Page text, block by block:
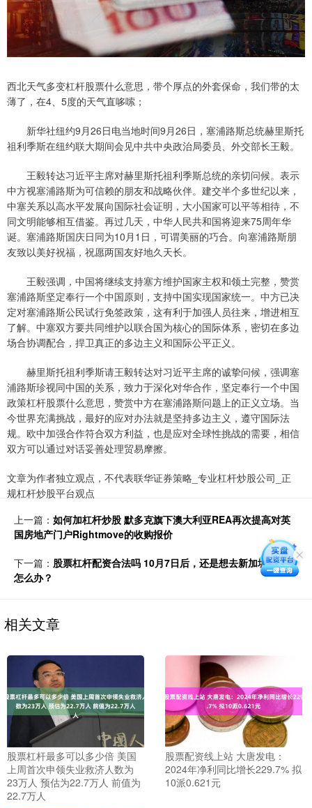
西北天气多变杠杆股票什么意思，带个厚点的外套保命，我们带的太
薄了，在4、5度的天气直哆嗦；
新华社纽约9月26日电当地时间9月26日，塞浦路斯总统赫里斯托
祖利季斯在纽约联大期间会见中共中央政治局委员、外交部长王毅。
王毅转达习近平主席对赫里斯托祖利季斯总统的亲切问候。表示
中方视塞浦路斯为可信赖的朋友和战略伙伴。建交半个多世纪以来，
中塞关系以高水平发展向国际社会证明，大小国家可以平等相待，不
同文明能够相互借鉴。再过几天，中华人民共和国将迎来75周年华
诞。塞浦路斯国庆日同为10月1日，可谓美丽的巧合。向塞浦路斯朋
友致以美好祝福，祝愿两国友好地久天长。
王毅强调，中国将继续支持塞方维护国家主权和领土完整，赞赏
塞浦路斯坚定奉行一个中国原则，支持中国实现国家统一。中方已决
定对塞浦路斯公民试行免签政策，这有利于加强人员往来，增进相互
了解。中塞双方要共同维护以联合国为核心的国际体系，密切在多边
场合协调配合，捍卫真正的多边主义和国际公平正义。
赫里斯托祖利季斯请王毅转达对习近平主席的诚挚问候，强调塞
浦路斯珍视同中国的关系，致力于深化对华合作，坚定奉行一个中国
政策杠杆股票什么意思，赞赏中方在塞浦路斯问题上的正义立场。当
今世界充满挑战，最好的应对办法就是坚持多边主义，遵守国际法
规。欧中加强合作符合双方利益，也是应对全球性挑战的需要，相信
双方可以通过对话妥善处理贸易摩擦。
文章为作者独立观点，不代表联华证券策略_专业杠杆炒股公司_正
规杠杆炒股平台观点
上一篇： 如何加杠杆炒股 默多克旗下澳大利亚REA再次提高对英
国房地产门户Rightmove的收购报价
下一篇： 股票杠杆配资合法吗 10月7日后，还是想去新加坡考雅思
怎么办？
相关文章
股票杠杆最多可以多少倍 美国
上周首次申领失业救济人数为
23万人 预估为22.7万人 前值为
22.7万人
股票配资线上站 大唐发电：
2024年净利同比增长229.7% 拟
10派0.621元